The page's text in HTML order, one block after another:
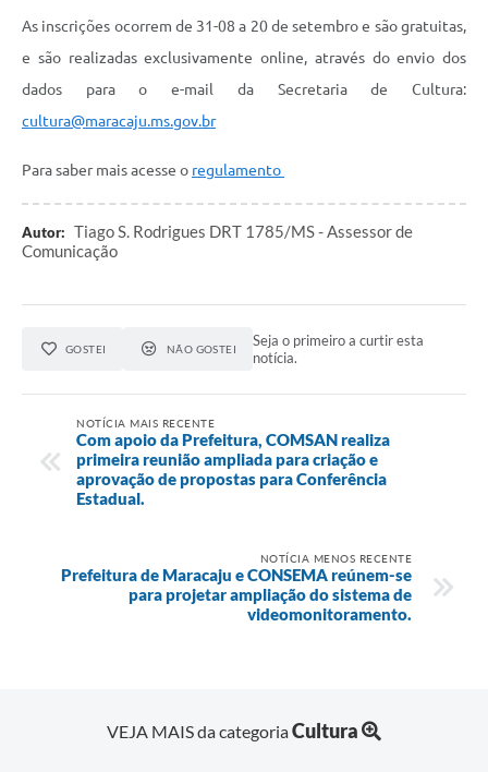
As inscrições ocorrem de 31-08 a 20 de setembro e são gratuitas,
e são realizadas exclusivamente online, através do envio dos
dados para o e-mail da Secretaria de Cultura:
cultura@maracaju.ms.gov.br
Para saber mais acesse o regulamento
Autor: Tiago S. Rodrigues DRT 1785/MS - Assessor de
Comunicação
GOSTEI NÃO GOSTEI
Seja o primeiro a curtir esta
notícia.
NOTÍCIA MAIS RECENTE
Com apoio da Prefeitura, COMSAN realiza
primeira reunião ampliada para criação e
aprovação de propostas para Conferência
Estadual.
NOTÍCIA MENOS RECENTE
Prefeitura de Maracaju e CONSEMA reúnem-se
para projetar ampliação do sistema de
videomonitoramento.
VEJA MAIS da categoriaCultura